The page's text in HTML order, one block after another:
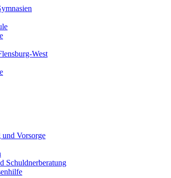
West
und Vorsorge
Schuldnerberatung